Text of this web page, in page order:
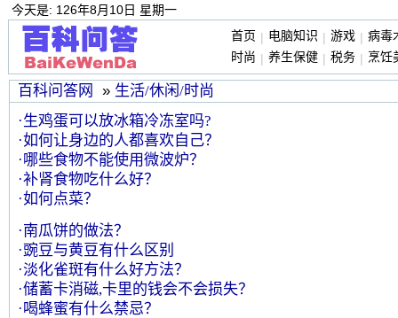
今天是: 126年8月10日 星期一
首页 | 电脑知识 | 游戏 | 病毒
时尚 | 养生保健 | 税务 | 烹饪
百科问答网 » 生活/休闲/时尚
·生鸡蛋可以放冰箱冷冻室吗?
·如何让身边的人都喜欢自己？
·哪些食物不能使用微波炉？
·补肾食物吃什么好？
·如何点菜？
·南瓜饼的做法？
·豌豆与黄豆有什么区别
·淡化雀斑有什么好方法？
·储蓄卡消磁,卡里的钱会不会损失？
·喝蜂蜜有什么禁忌？